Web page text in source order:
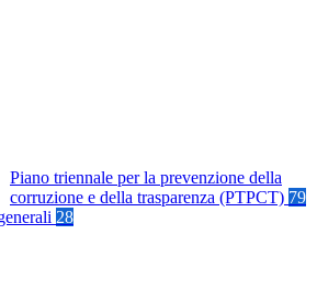
Piano triennale per la prevenzione della
corruzione e della trasparenza (PTPCT) 79
28